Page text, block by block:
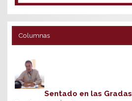
Columnas
Sentado en las Gradas